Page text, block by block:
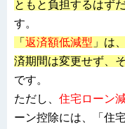
ともと負担するはず
す。
「 返済額低減型 」は
済期間は変更せず、
です。
ただし、 住宅ローン
ーン控除には、「住